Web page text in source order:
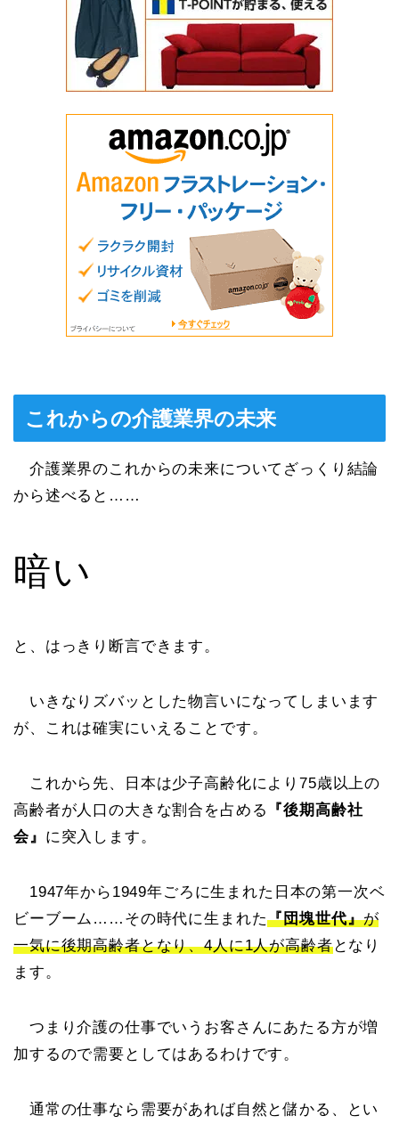
これからの介護業界の未来
介護業界のこれからの未来についてざっくり結論
から述べると……
暗い
と、はっきり断言できます。
いきなりズバッとした物言いになってしまいます
が、これは確実にいえることです。
これから先、日本は少子高齢化により75歳以上の
高齢者が人口の大きな割合を占める
『後期高齢社
会』 に突入します。
1947年から1949年ごろに生まれた日本の第一次ベ
ビーブーム……その時代に生まれた『団塊世代』が
一気に後期高齢者となり、4人に1人が高齢者となり
ます。
つまり介護の仕事でいうお客さんにあたる方が増
加するので需要としてはあるわけです。
通常の仕事なら需要があれば自然と儲かる、とい